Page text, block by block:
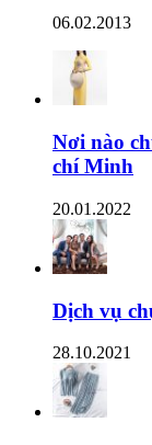
06.02.2013
Nơi nào
chí Minh
20.01.2022
Dịch vụ
28.10.2021